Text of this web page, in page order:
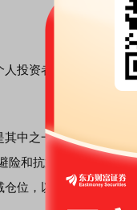
资者凭借敏锐的市场
之一。近日，其向
险和抗通胀特性。通过
位，以获取更好的收益
到特色品种